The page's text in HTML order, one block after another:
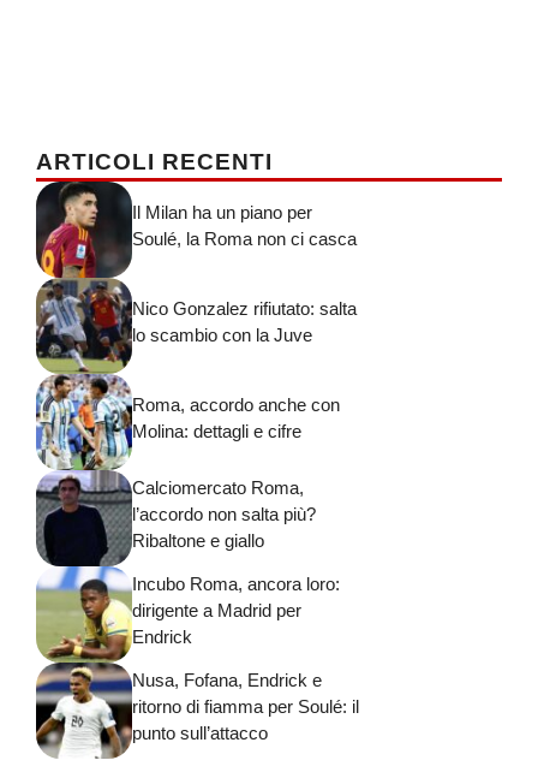
ARTICOLI RECENTI
Il Milan ha un piano per
Soulé, la Roma non ci casca
Nico Gonzalez rifiutato: salta
lo scambio con la Juve
Roma, accordo anche con
Molina: dettagli e cifre
Calciomercato Roma,
l’accordo non salta più?
Ribaltone e giallo
Incubo Roma, ancora loro:
dirigente a Madrid per
Endrick
Nusa, Fofana, Endrick e
ritorno di fiamma per Soulé: il
punto sull’attacco